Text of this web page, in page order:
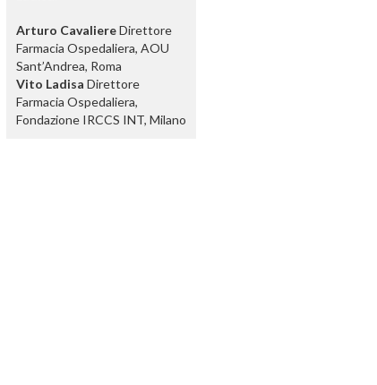
Arturo CavaliereDirettore
Farmacia Ospedaliera, AOU
Sant’Andrea, Roma
Vito Ladisa Direttore
Farmacia Ospedaliera,
Fondazione IRCCS INT, Milano